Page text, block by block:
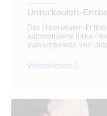
Unterkeulen-
Das Unterkeulen-
automatisierte Inline-
zum Entbeinen von
Weiterlesen